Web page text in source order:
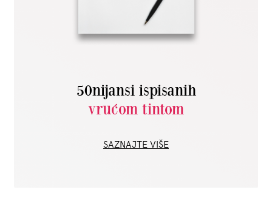
50nijansi ispisanih
vrućom tintom
SAZNAJTE VIŠE